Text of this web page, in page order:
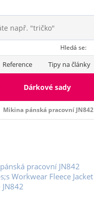
Hledá se:
Reference Tipy na články
Dárkové sady
Mikina pánská pracovní JN842